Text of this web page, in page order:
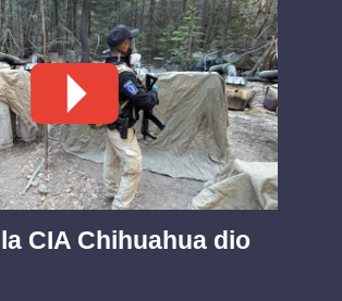
CIA Chihuahua dio